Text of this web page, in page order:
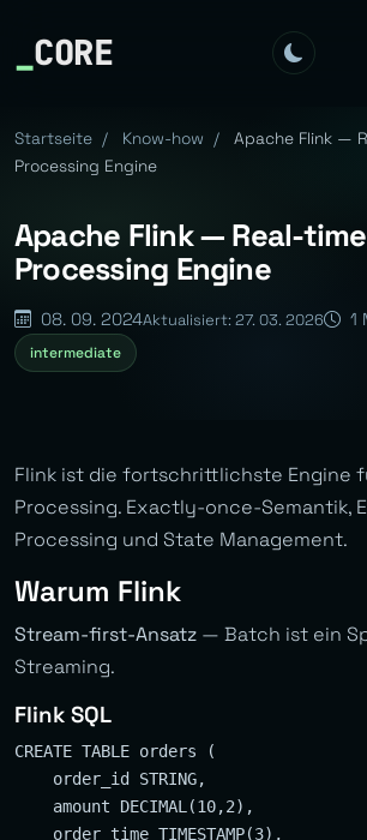
_CORE
Startseite / Know-how /
Apache Flink —
Processing Engine
Apache Flink — Real-
Processing Engine
08. 09. 2024Aktualisiert: 27. 03. 2026 1
intermediate
Flink ist die fortschrittlichste Engine
Processing. Exactly-once-Semantik,
Processing und State Management.
Warum Flink
Stream-first-Ansatz — Batch ist ein
Streaming.
Flink SQL
CREATE TABLE orders (
    order_id STRING,
    amount DECIMAL(10,2),
    order_time TIMESTAMP(3),